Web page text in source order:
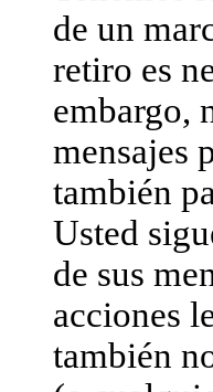
de un
retiro es
embargo,
mensajes
también
Usted
de sus
acciones
también